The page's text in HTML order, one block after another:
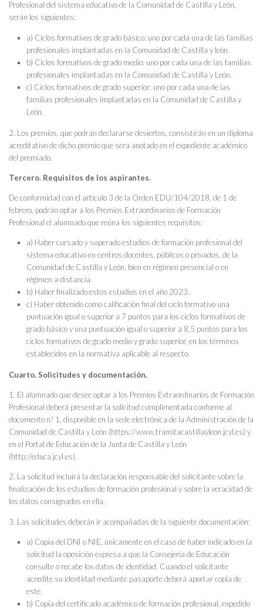
Profesional del sistema educativo de la Comunidad de Castilla y León,
serán los siguientes:
a) Ciclos formativos de grado básico: uno por cada una de las familias
profesionales implantadas en la Comunidad de Castilla y león.
b) Ciclos formativos de grado medio: uno por cada una de las familias
profesionales implantadas en la Comunidad de Castilla y León.
c) Ciclos formativos de grado superior: uno por cada una de las
familias profesionales implantadas en la Comunidad de Castilla y
León.
2. Los premios, que podrán declararse desiertos, consistirán en un diploma
acreditativo de dicho premio que será anotado en el expediente académico
del premiado.
Tercero. Requisitos de los aspirantes.
De conformidad con el artículo 3 de la Orden EDU/104/2018, de 1 de
febrero, podrán optar a los Premios Extraordinarios de Formación
Profesional el alumnado que reúna los siguientes requisitos:
a) Haber cursado y superado estudios de formación profesional del
sistema educativo en centros docentes, públicos o privados, de la
Comunidad de Castilla y León, bien en régimen presencial o en
régimen a distancia.
b) Haber finalizado estos estudios en el año 2023.
c) Haber obtenido como calificación final del ciclo formativo una
puntuación igual o superior a 7 puntos para los ciclos formativos de
grado básico y una puntuación igual o superior a 8,5 puntos para los
ciclos formativos de grado medio y grado superior, en los términos
establecidos en la normativa aplicable al respecto.
Cuarto. Solicitudes y documentación.
1. El alumnado que desee optar a los Premios Extraordinarios de Formación
Profesional deberá presentar la solicitud cumplimentada conforme al
documento n.º 1, disponible en la sede electrónica de la Administración de la
Comunidad de Castilla y León (https://www.tramitacastillayleon.jcyl.es) y
en el Portal de Educación de la Junta de Castilla y León
(http://educa.jcyl.es).
2. La solicitud incluirá la declaración responsable del solicitante sobre la
finalización de los estudios de formación profesional y sobre la veracidad de
los datos consignados en ella.
3. Las solicitudes deberán ir acompañadas de la siguiente documentación:
a) Copia del DNI o NIE, únicamente en el caso de haber indicado en la
solicitud la oposición expresa a que la Consejería de Educación
consulte o recabe los datos de identidad. Cuando el solicitante
acredite su identidad mediante pasaporte deberá aportar copia de
este.
b) Copia del certificado académico de formación profesional, expedido